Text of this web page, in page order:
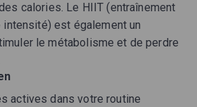
calories. Le HIIT (entraînement
intensité) est également un
le métabolisme et de perdre
actives dans votre routine